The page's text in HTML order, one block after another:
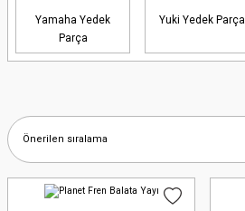
Yamaha Yedek
Parça
Yuki Yedek Parça